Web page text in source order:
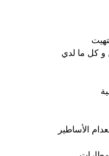
و كل ما لدي
الأساطير